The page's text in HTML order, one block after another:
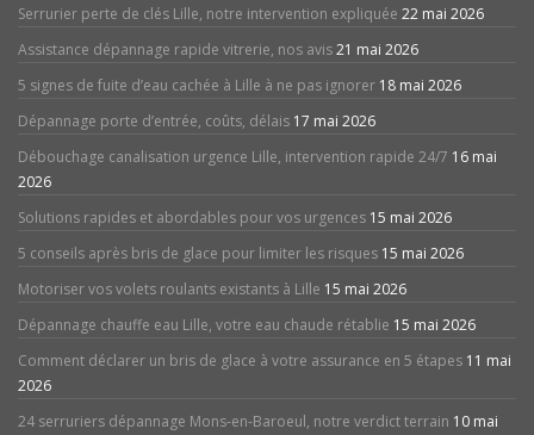
Serrurier perte de clés Lille, notre intervention expliquée 22 mai 2026
Assistance dépannage rapide vitrerie, nos avis21 mai 2026
5 signes de fuite d’eau cachée à Lille à ne pas ignorer 18 mai 2026
Dépannage porte d’entrée, coûts, délais 17 mai 2026
Débouchage canalisation urgence Lille, intervention rapide 24/7 16 mai
2026
Solutions rapides et abordables pour vos urgences 15 mai 2026
5 conseils après bris de glace pour limiter les risques 15 mai 2026
Motoriser vos volets roulants existants à Lille 15 mai 2026
Dépannage chauffe eau Lille, votre eau chaude rétablie 15 mai 2026
Comment déclarer un bris de glace à votre assurance en 5 étapes 11 mai
2026
24 serruriers dépannage Mons-en-Baroeul, notre verdict terrain 10 mai